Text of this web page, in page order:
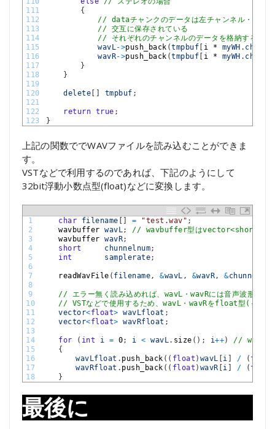
111
112
113
114
115
116
117
118
119
120
121
122
123
{
// dataチャンクのデータは左チャンネル・右チ
// 交互に保存されている
// それぞれのチャンネルのデータを格納する
wavL->push_back (tmpbuf i * myWH .
wavR->push_back (tmpbuf i * myWH .
}
}
delete tmpbuf ;
return true ;
}
上記の関数ででWAVファイルを読み込むことができま
す。
VSTなどで利用するのであれば、下記のようにして
32bit浮動小数点型(float)などに変換します。
1
2
3
4
5
6
7
8
9
10
11
12
13
14
15
16
17
18
char filename = "test.wav" ;
wavbuffer wavL;
// wavbuffer型はvector<short>の
wavbuffer wavR;
short
chunnelnum;
int
samplerate;
readWavFile ( filename, &wavL , &wavR, &chunnelnum
// エラー無く読み込めれば、wavL・wavRには音声波形が
// VSTなどで使用するため、wavL・wavRをfloat型(-1.0
vector<float> wavLfloat ;
vector<float> wavRfloat ;
for ( int i = 0; i < wavL. size ( ) ; i++)
// wavLと
{
wavLfloat . push_back ( ( float ) wavL i / ( float
wavRfloat . push_back ( ( float ) wavR i / ( float
}
最後に